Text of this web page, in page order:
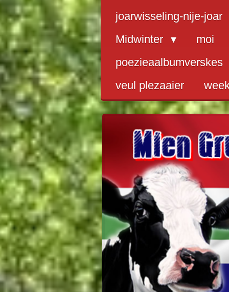
joarwisseling-nije-joar
Midwinter
moi
poezieaalbumverskes
veul plezaaier